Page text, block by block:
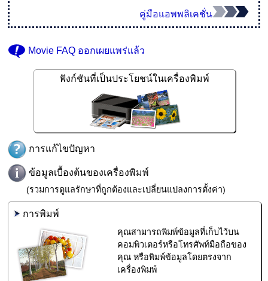
คู่มือแอพพลิเคชั่น
Movie FAQ ออกเผยแพร่แล้ว
ฟังก์ชันที่เป็นประโยชน์ในเครื่องพิมพ์
การแก้ไขปัญหา
ข้อมูลเบื้องต้นของเครื่องพิมพ์
(รวมการดูแลรักษาที่ถูกต้องและเปลี่ยนแปลงการตั้งค่า)
การพิมพ์
คุณสามารถพิมพ์ข้อมูลที่เก็บไว้บน
คอมพิวเตอร์หรือโทรศัพท์มือถือของ
คุณ หรือพิมพ์ข้อมูลโดยตรงจาก
เครื่องพิมพ์